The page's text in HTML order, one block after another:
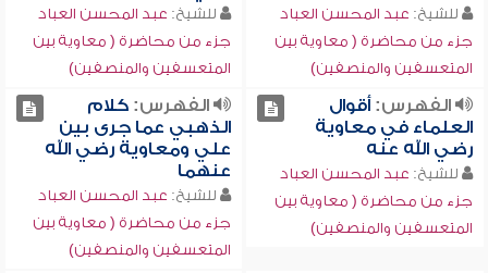
للشيخ: عبد المحسن العباد
جزء من محاضرة ( معاوية بين
المتعسفين والمنصفين)
للشيخ: عبد المحسن العباد
جزء من محاضرة ( معاوية بين
المتعسفين والمنصفين)
الفهرس:أقوال
العلماء في معاوية
رضي الله عنه
للشيخ: عبد المحسن العباد
جزء من محاضرة ( معاوية بين
المتعسفين والمنصفين)
الفهرس:كلام
الذهبي عما جرى بين
علي ومعاوية رضي الله
عنهما
للشيخ: عبد المحسن العباد
جزء من محاضرة ( معاوية بين
المتعسفين والمنصفين)